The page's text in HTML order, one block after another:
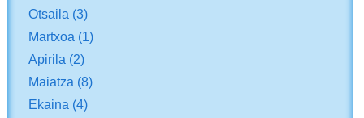
Otsaila (3)
Martxoa (1)
Apirila (2)
Maiatza (8)
Ekaina (4)